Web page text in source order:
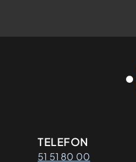
TELEFON
51 51 80 00